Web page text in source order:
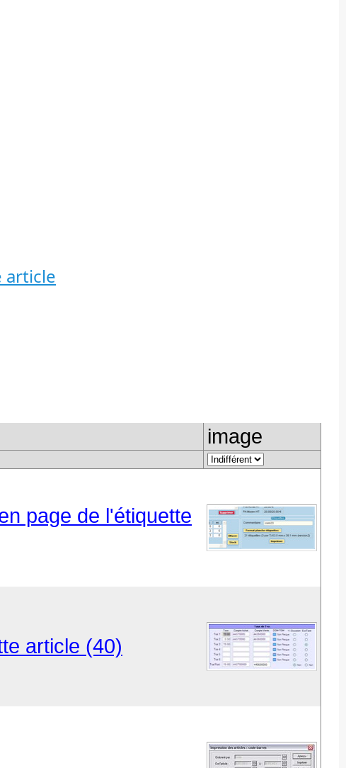
article
image
page de l'étiquette
article (40)